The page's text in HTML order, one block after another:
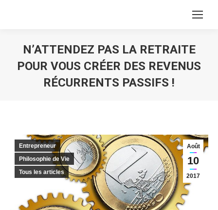
N’ATTENDEZ PAS LA RETRAITE
POUR VOUS CRÉER DES REVENUS
RÉCURRENTS PASSIFS !
Août
10
2017
Entrepreneur
Philosophie de Vie
Tous les articles